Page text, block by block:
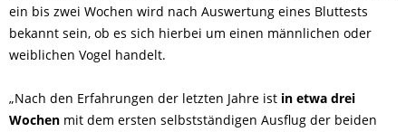
ein bis zwei Wochen wird nach Auswertung eines Bluttests
bekannt sein, ob es sich hierbei um einen männlichen oder
weiblichen Vogel handelt.
„Nach den Erfahrungen der letzten Jahre ist in etwa drei
Wochen mit dem ersten selbstständigen Ausflug der beiden